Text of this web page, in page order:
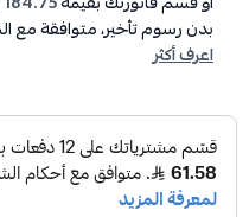
بدون رسوم تأخير، متوافقة مع
اعرف أكثر